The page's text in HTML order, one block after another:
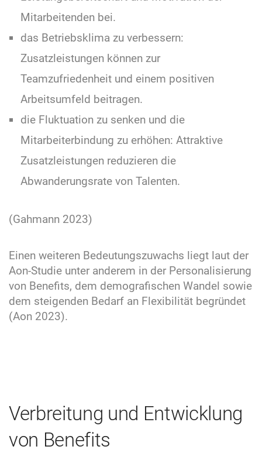
Mitarbeitenden bei.
das Betriebsklima zu verbessern:
Zusatzleistungen können zur
Teamzufriedenheit und einem positiven
Arbeitsumfeld beitragen.
die Fluktuation zu senken und die
Mitarbeiterbindung zu erhöhen: Attraktive
Zusatzleistungen reduzieren die
Abwanderungsrate von Talenten.
(Gahmann 2023)
Einen weiteren Bedeutungszuwachs liegt laut der
Aon-Studie unter anderem in der Personalisierung
von Benefits, dem demografischen Wandel sowie
dem steigenden Bedarf an Flexibilität begründet
(Aon 2023).
Verbreitung und Entwicklung
von Benefits